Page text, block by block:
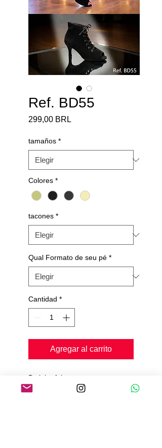
Ref. BD55
299,00 BRL
tamaños *
Colores *
tacones *
Qual Formato de seu pé *
Cantidad *
Agregar al carrito
Botinha feita em camurça,
Palmilha confort,